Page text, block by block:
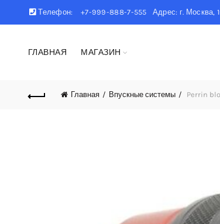
Телефон: +7-999-888-7-555 Адрес: г. Москва,
ГЛАВНАЯ МАГАЗИН
Главная Впускные системы Perrin